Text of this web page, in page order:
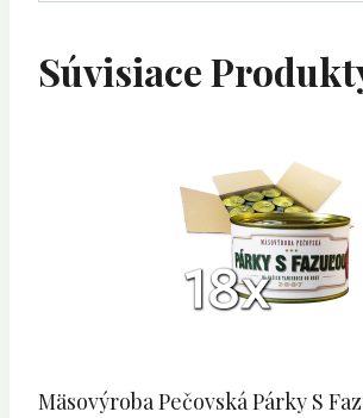
Súvisiace
Mäsovýroba Pečovská Párky S